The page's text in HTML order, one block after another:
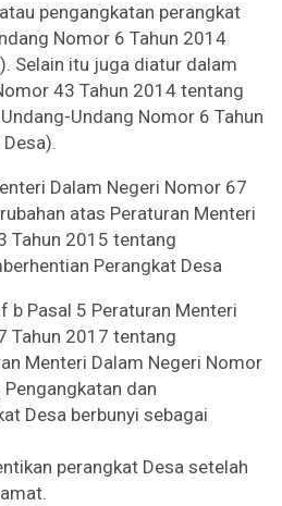
pengangkatan perangkat
Nomor 6 Tahun 2014
Selain itu juga diatur dalam
43 Tahun 2014 tentang
Undang Nomor 6 Tahun
Dalam Negeri Nomor 67
atas Peraturan Menteri
Tahun 2015 tentang
Perangkat Desa
b Pasal 5 Peraturan Menteri
Tahun 2017 tentang
Menteri Dalam Negeri Nomor
dan
Desa berbunyi sebagai
perangkat Desa setelah